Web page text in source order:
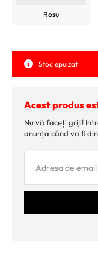
Rosu
Stoc epuizat
Acest produs
Nu vă faceți griji!
anunța când va fi